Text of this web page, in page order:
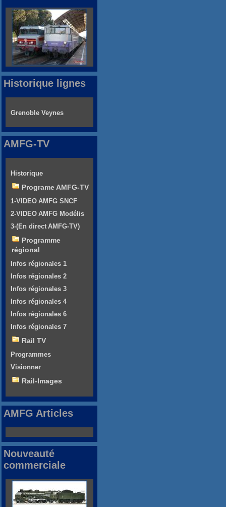
Historique lignes
Grenoble Veynes
AMFG-TV
Historique
Programe AMFG-TV
1-VIDEO AMFG SNCF
2-VIDEO AMFG Modélis
3-(En direct AMFG-TV)
Programme
régional
Infos régionales 1
Infos régionales 2
Infos régionales 3
Infos régionales 4
Infos régionales 6
Infos régionales 7
Rail TV
Programmes
Visionner
Rail-Images
AMFG Articles
Nouveauté
commerciale